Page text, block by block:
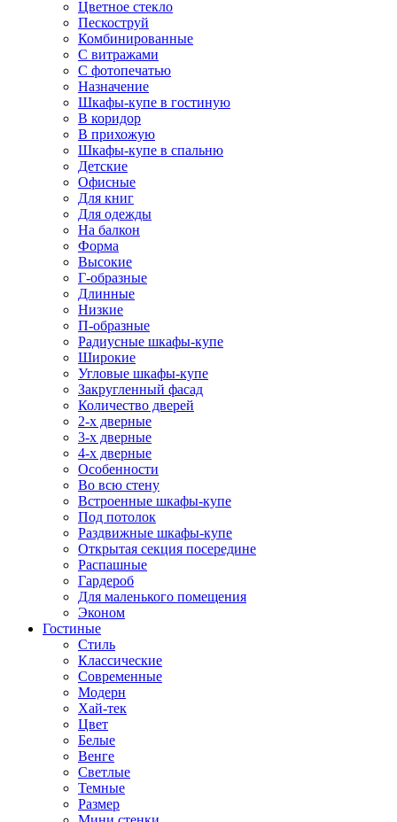
Цветное стекло
Пескоструй
Комбинированные
С витражами
С фотопечатью
Назначение
Шкафы-купе в гостиную
В коридор
В прихожую
Шкафы-купе в спальню
Детские
Офисные
Для книг
Для одежды
На балкон
Форма
Высокие
Г-образные
Длинные
Низкие
П-образные
Радиусные шкафы-купе
Широкие
Угловые шкафы-купе
Закругленный фасад
Количество дверей
2-х дверные
3-х дверные
4-х дверные
Особенности
Во всю стену
Встроенные шкафы-купе
Под потолок
Раздвижные шкафы-купе
Открытая секция посередине
Распашные
Гардероб
Для маленького помещения
Эконом
Гостиные
Стиль
Классические
Современные
Модерн
Хай-тек
Цвет
Белые
Венге
Светлые
Темные
Размер